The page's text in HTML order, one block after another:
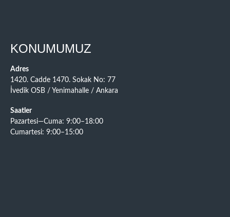
KONUMUMUZ
Adres
1420. Cadde 1470. Sokak No: 77
İvedik OSB / Yenimahalle / Ankara
Saatler
Pazartesi—Cuma: 9:00–18:00
Cumartesi: 9:00–15:00